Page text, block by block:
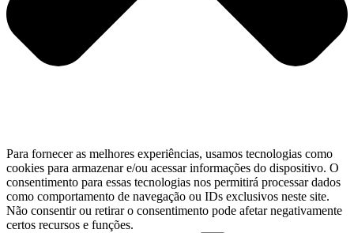
Para fornecer as melhores experiências, usamos tecnologias como
cookies para armazenar e/ou acessar informações do dispositivo. O
consentimento para essas tecnologias nos permitirá processar dados
como comportamento de navegação ou IDs exclusivos neste site.
Não consentir ou retirar o consentimento pode afetar negativamente
certos recursos e funções.